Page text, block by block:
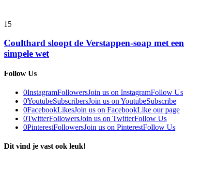
15
Coulthard sloopt de Verstappen-soap met een
simpele wet
Follow Us
0InstagramFollowersJoin us on InstagramFollow Us
0YoutubeSubscribersJoin us on YoutubeSubscribe
0FacebookLikesJoin us on FacebookLike our page
0TwitterFollowersJoin us on TwitterFollow Us
0PinterestFollowersJoin us on PinterestFollow Us
Dit vind je vast ook leuk!